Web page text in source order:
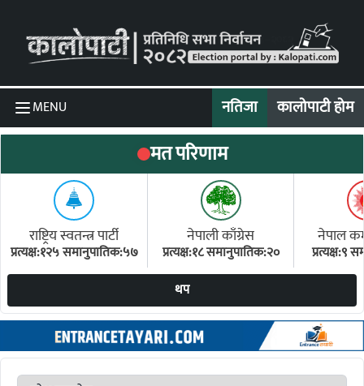
MENU नतिजा कालोपाटी होम
मत परिणाम
राष्ट्रिय स्वतन्त्र पार्टी
प्रत्यक्ष:१२५ समानुपातिक:५७
नेपाली काँग्रेस
प्रत्यक्ष:१८ समानुपातिक:२०
नेपाल
प्रत्यक्ष:९
थप